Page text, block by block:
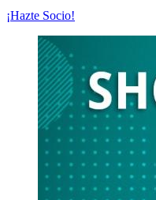
¡Hazte Socio!